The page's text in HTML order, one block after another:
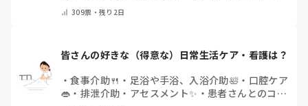
309票・残り2日
皆さんの好きな（得意な）日常生活ケア・看護は？
・食事介助🍴 ・ 足浴や手浴、入浴介助🛀 ・ 口腔ケア
👄 ・ 排泄介助・アセスメント✨ ・ 患者さんとのコミ